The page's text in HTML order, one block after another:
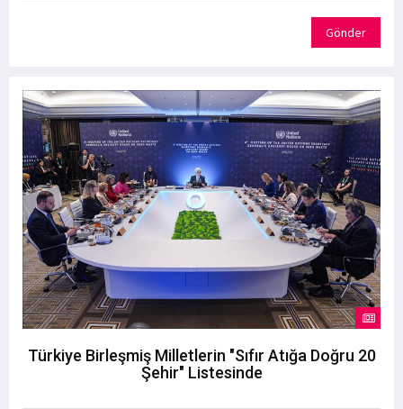
Gönder
Türkiye Birleşmiş Milletlerin "Sıfır Atığa Doğru 20
Şehir" Listesinde